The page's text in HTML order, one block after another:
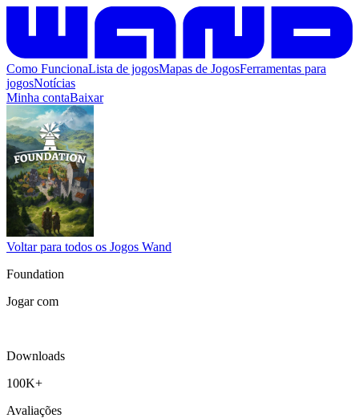
Como FuncionaLista de jogosMapas de JogosFerramentas para
jogosNotícias
Minha contaBaixar
Voltar para todos os Jogos Wand
Foundation
Jogar com
Downloads
100K+
Avaliações